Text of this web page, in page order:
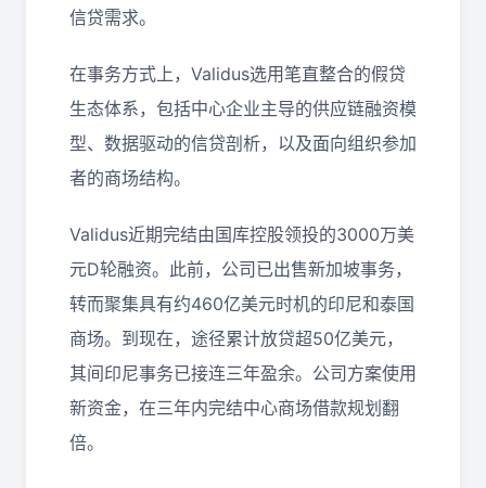
信贷需求。
在事务方式上，Validus选用笔直整合的假贷
生态体系，包括中心企业主导的供应链融资模
型、数据驱动的信贷剖析，以及面向组织参加
者的商场结构。
Validus近期完结由国库控股领投的3000万美
元D轮融资。此前，公司已出售新加坡事务，
转而聚集具有约460亿美元时机的印尼和泰国
商场。到现在，途径累计放贷超50亿美元，
其间印尼事务已接连三年盈余。公司方案使用
新资金，在三年内完结中心商场借款规划翻
倍。